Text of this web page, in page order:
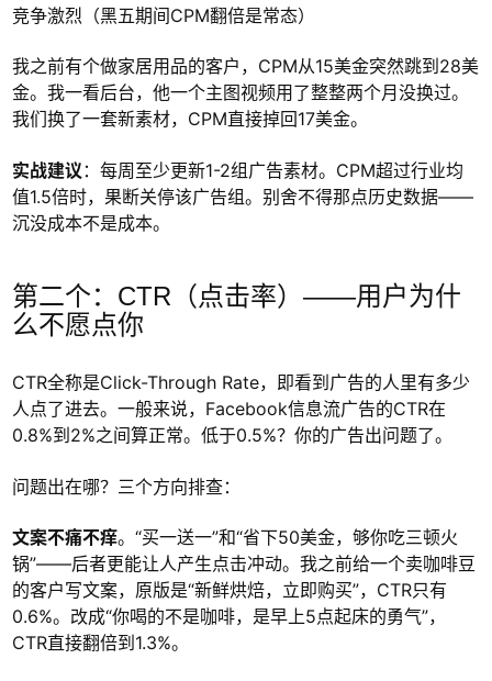
竞争激烈（黑五期间CPM翻倍是常态）
我之前有个做家居用品的客户，CPM从15美金突然跳到28美
金。我一看后台，他一个主图视频用了整整两个月没换过。
我们换了一套新素材，CPM直接掉回17美金。
实战建议 ：每周至少更新1-2组广告素材。CPM超过行业均
值1.5倍时，果断关停该广告组。别舍不得那点历史数据——
沉没成本不是成本。
第二个：CTR（点击率）——用户为什
么不愿点你
CTR全称是Click-Through Rate，即看到广告的人里有多少
人点了进去。一般来说，Facebook信息流广告的CTR在
0.8%到2%之间算正常。低于0.5%？你的广告出问题了。
问题出在哪？三个方向排查：
文案不痛不痒。“买一送一”和“省下50美金，够你吃三顿火
锅”——后者更能让人产生点击冲动。我之前给一个卖咖啡豆
的客户写文案，原版是“新鲜烘焙，立即购买”，CTR只有
0.6%。改成“你喝的不是咖啡，是早上5点起床的勇气”，
CTR直接翻倍到1.3%。